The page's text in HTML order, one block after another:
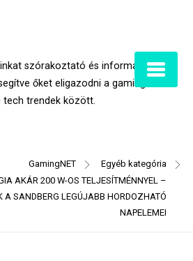
szórakoztató és informatív
őket eligazodni a gaming
tech trendek között.
GamingNET
Egyéb kategória
AKÁR 200 W-OS TELJESÍTMÉNNYEL –
A SANDBERG LEGÚJABB HORDOZHATÓ
NAPELEMEI